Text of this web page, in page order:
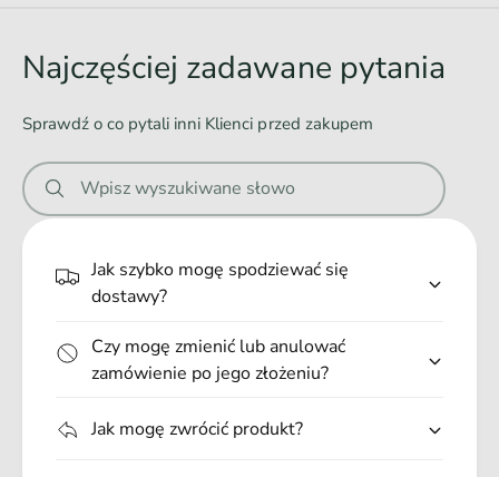
w
i
e
Najczęściej zadawane pytania
Sprawdź o co pytali inni Klienci przed zakupem
Wpisz wyszukiwane słowo
Jak szybko mogę spodziewać się
dostawy?
Czy mogę zmienić lub anulować
zamówienie po jego złożeniu?
Jak mogę zwrócić produkt?